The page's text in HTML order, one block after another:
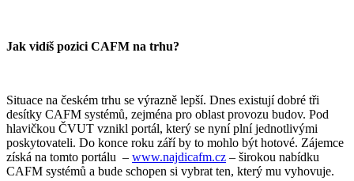
Jak vidíš pozici CAFM na trhu?
Situace na českém trhu se výrazně lepší. Dnes existují dobré tři
desítky CAFM systémů, zejména pro oblast provozu budov. Pod
hlavičkou ČVUT vznikl portál, který se nyní plní jednotlivými
poskytovateli. Do konce roku září by to mohlo být hotové. Zájemce
získá na tomto portálu – www.najdicafm.cz – širokou nabídku
CAFM systémů a bude schopen si vybrat ten, který mu vyhovuje.